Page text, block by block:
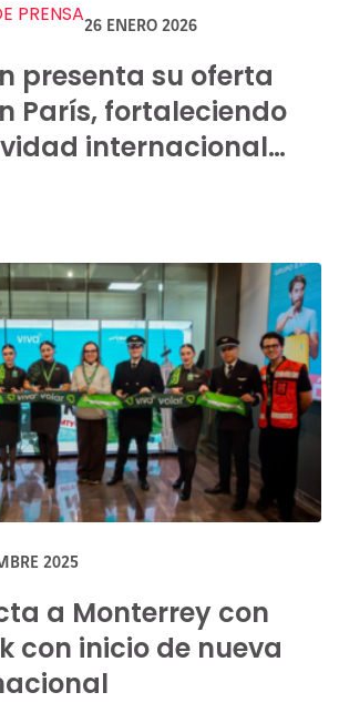
PRENSA26 ENERO 2026
presenta su oferta
París, fortaleciendo
internacional
2025
a Monterrey con
con inicio de nueva